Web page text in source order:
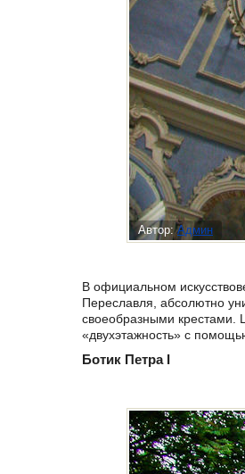
Автор:Админ
В официальном
Переславля, абсолютно
своеобразными крестами.
«двухэтажность» с
Ботик Петра I